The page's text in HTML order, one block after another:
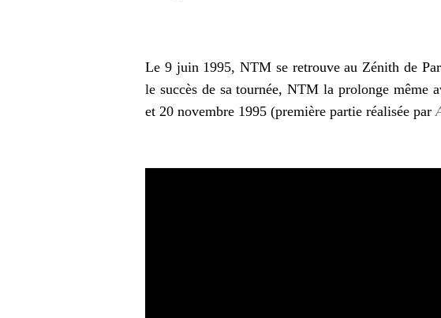
Le 9 juin 1995, NTM se retrouve au Zénith de
le succès de sa tournée, NTM la prolonge même
et 20 novembre 1995 (première partie réalisée par